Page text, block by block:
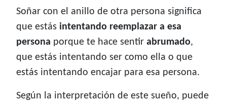
Soñar con el anillo de otra persona significa
que estás intentando reemplazar a esa
persona porque te hace sentir abrumado,
que estás intentando ser como ella o que
estás intentando encajar para esa persona.
Según la interpretación de este sueño, puede